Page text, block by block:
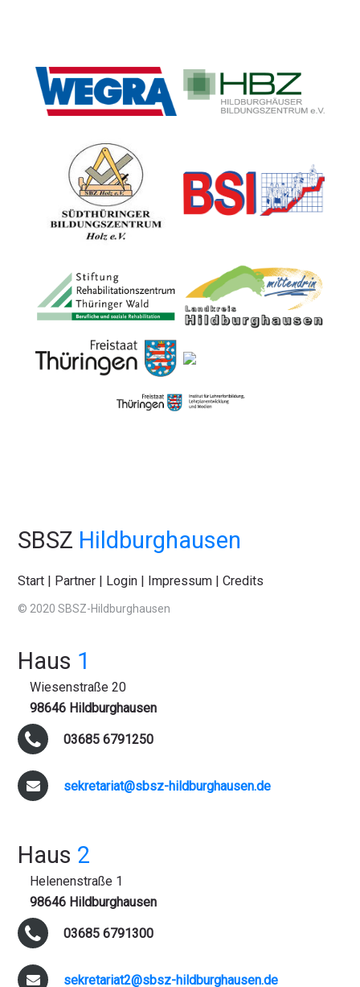
SBSZ Hildburghausen
Start | Partner | Login | Impressum |Credits
© 2020 SBSZ-Hildburghausen
Haus 1
Wiesenstraße 20
98646 Hildburghausen
03685 6791250
sekretariat@sbsz-hildburghausen.de
Haus 2
Helenenstraße 1
98646 Hildburghausen
03685 6791300
sekretariat2@sbsz-hildburghausen.de